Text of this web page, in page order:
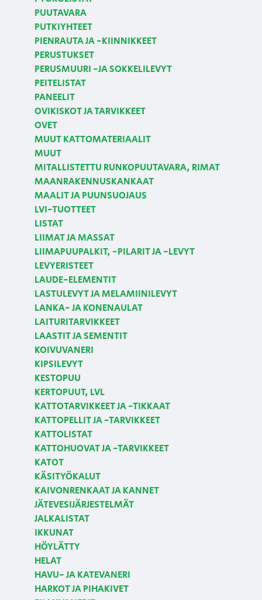
PUUTAVARA
PUTKIYHTEET
PIENRAUTA JA -KIINNIKKEET
PERUSTUKSET
PERUSMUURI -JA SOKKELILEVYT
PEITELISTAT
PANEELIT
OVIKISKOT JA TARVIKKEET
OVET
MUUT KATTOMATERIAALIT
MUUT
MITALLISTETTU RUNKOPUUTAVARA, RIMAT
MAANRAKENNUSKANKAAT
MAALIT JA PUUNSUOJAUS
LVI-TUOTTEET
LISTAT
LIIMAT JA MASSAT
LIIMAPUUPALKIT, -PILARIT JA -LEVYT
LEVYERISTEET
LAUDE-ELEMENTIT
LASTULEVYT JA MELAMIINILEVYT
LANKA- JA KONENAULAT
LAITURITARVIKKEET
LAASTIT JA SEMENTIT
KOIVUVANERI
KIPSILEVYT
KESTOPUU
KERTOPUUT, LVL
KATTOTARVIKKEET JA -TIKKAAT
KATTOPELLIT JA -TARVIKKEET
KATTOLISTAT
KATTOHUOVAT JA -TARVIKKEET
KATOT
KÄSITYÖKALUT
KAIVONRENKAAT JA KANNET
JÄTEVESIJÄRJESTELMÄT
JALKALISTAT
IKKUNAT
HÖYLÄTTY
HELAT
HAVU- JA KATEVANERI
HARKOT JA PIHAKIVET